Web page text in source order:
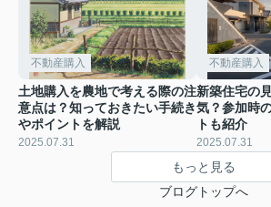
不動産購入
土地購入を農地で考える際の注
意点は？知っておきたい手続き
やポイントを解説
2025.07.31
不動産購入
新築住宅の
気？参加時
トも紹介
2025.07.31
もっと見る
ブログトップへ